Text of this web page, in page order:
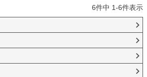
6件中 1-6件表示